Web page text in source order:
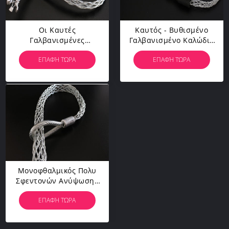
Οι Καυτές
Γαλβανισμένες
Σφεντόνες Σχοινιών
Καλωδίων Ανυψωτικές
Αλλάζουν Το Ενιαίο/
Διπλό Κεφάλι
Πιασιμάτων Καλωδίων
Γραμμών
ΕΠΑΦΉ ΤΏΡΑ
Καυτός - Βυθισμένο
Γαλβανισμένο Καλώδιο
Συρσίματος Πλέγματος
Σφεντονών Σχοινιών
Χαλύβδινων Συρμάτων
Που Τραβά Το Πιάσιμο
ΕΠΑΦΉ ΤΏΡΑ
Μονοφθαλμικός Πολυ
Σφεντονών Ανύψωσης
Καλωδίων Σφεντονών
Σχοινιών Καλωδίων
Ασφάλειας - Πιάσιμο
Καλωδίων Νημάτων
ΕΠΑΦΉ ΤΏΡΑ